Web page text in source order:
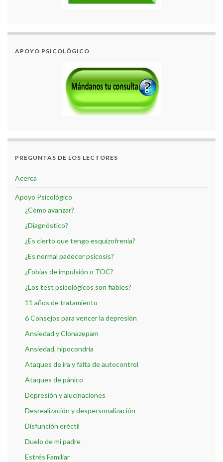
APOYO PSICOLÓGICO
PREGUNTAS DE LOS LECTORES
Acerca
Apoyo Psicológico
¿Cómo avanzar?
¿Diagnóstico?
¿Es cierto que tengo esquizofrenia?
¿Es normal padecer psicosis?
¿Fobias de impulsión o TOC?
¿Los test psicológicos son fiables?
11 años de tratamiento
6 Consejos para vencer la depresión
Ansiedad y Clonazepam
Ansiedad, hipocondria
Ataques de ira y falta de autocontrol
Ataques de pánico
Depresión y alucinaciones
Desrealización y despersonalización
Disfunción eréctil
Duelo de mi padre
Estrés Familiar